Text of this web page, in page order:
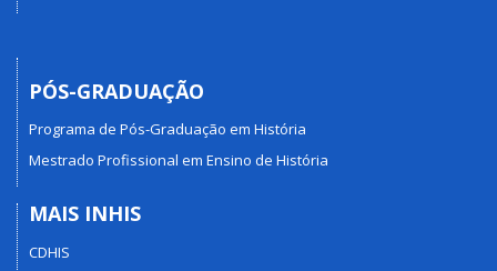
PÓS-GRADUAÇÃO
Programa de Pós-Graduação em História
Mestrado Profissional em Ensino de História
MAIS INHIS
CDHIS